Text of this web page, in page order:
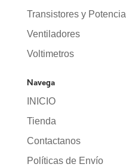
Transistores y Potencia
Ventiladores
Voltimetros
Navega
INICIO
Tienda
Contactanos
Políticas de Envío